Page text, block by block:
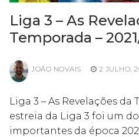
Liga 3 – As
Temporada –
JOÃO NOVAIS 2 JULHO,
Liga 3 – As Revelações da
estreia da Liga 3 foi um
importantes da época